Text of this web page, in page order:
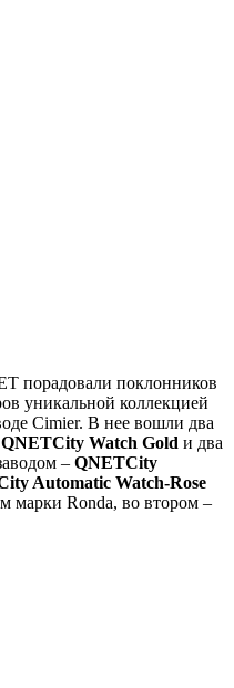
порадовали поклонников
уникальной коллекцией
Cimier. В нее вошли два
QNETCity Watch Gold и два
– QNETCity
Automatic Watch-Rose
марки Ronda, во втором –